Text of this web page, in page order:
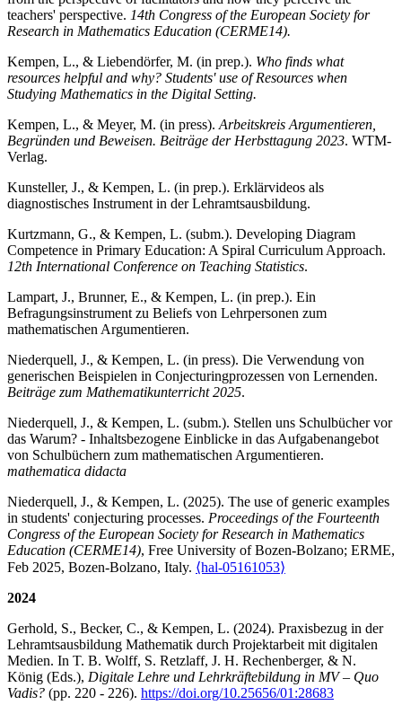
teachers' perspective. 14th Congress of the European Society for
Research in Mathematics Education (CERME14).
Kempen, L., & Liebendörfer, M. (in prep.). Who finds what
resources helpful and why? Students' use of Resources when
Studying Mathematics in the Digital Setting.
Kempen, L., & Meyer, M. (in press). Arbeitskreis Argumentieren,
Begründen und Beweisen. Beiträge der Herbsttagung 2023. WTM-
Verlag.
Kunsteller, J., & Kempen, L. (in prep.). Erklärvideos als
diagnostisches Instrument in der Lehramtsausbildung.
Kurtzmann, G., & Kempen, L. (subm.). Developing Diagram
Competence in Primary Education: A Spiral Curriculum Approach.
12th International Conference on Teaching Statistics.
Lampart, J., Brunner, E., & Kempen, L. (in prep.). Ein
Befragungsinstrument zu Beliefs von Lehrpersonen zum
mathematischen Argumentieren.
Niederquell, J., & Kempen, L. (in press). Die Verwendung von
generischen Beispielen in Conjecturingprozessen von Lernenden.
Beiträge zum Mathematikunterricht 2025.
Niederquell, J., & Kempen, L. (subm.). Stellen uns Schulbücher vor
das Warum? - Inhaltsbezogene Einblicke in das Aufgabenangebot
von Schulbüchern zum mathematischen Argumentieren.
mathematica didacta
Niederquell, J., & Kempen, L. (2025). The use of generic examples
in students' conjecturing processes. Proceedings of the Fourteenth
Congress of the European Society for Research in Mathematics
Education (CERME14), Free University of Bozen-Bolzano; ERME,
Feb 2025, Bozen-Bolzano, Italy. ⟨hal-05161053⟩
2024
Gerhold, S., Becker, C., & Kempen, L. (2024). Praxisbezug in der
Lehramtsausbildung Mathematik durch Projektarbeit mit digitalen
Medien. In T. B. Wolff, S. Retzlaff, J. H. Rechenberger, & N.
König (Eds.), Digitale Lehre und Lehrkräftebildung in MV – Quo
Vadis? (pp. 220 - 226). https://doi.org/10.25656/01:28683